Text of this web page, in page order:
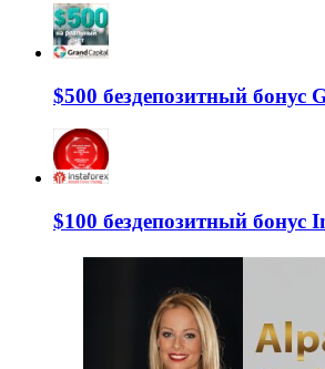
$500 бездепозитный бонус
$100 бездепозитный бонус